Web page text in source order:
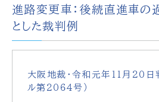
進路変更車：後続直進車の過
とした裁判例
大阪地裁・令和元年１１月２０
ル第２０６４号）